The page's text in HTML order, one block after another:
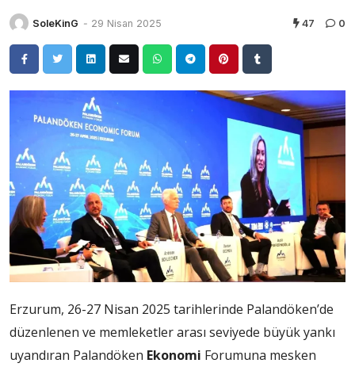
SoleKinG - 29 Nisan 2025 47 0
Erzurum, 26-27 Nisan 2025 tarihlerinde Palandöken’de
düzenlenen ve memleketler arası seviyede büyük yankı
uyandıran Palandöken Ekonomi Forumuna mesken